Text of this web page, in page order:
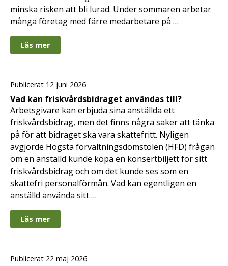
minska risken att bli lurad. Under sommaren arbetar
många företag med färre medarbetare på …
Läs mer
Publicerat 12 juni 2026
Vad kan friskvårdsbidraget användas till?
Arbetsgivare kan erbjuda sina anställda ett
friskvårdsbidrag, men det finns några saker att tänka
på för att bidraget ska vara skattefritt. Nyligen
avgjorde Högsta förvaltningsdomstolen (HFD) frågan
om en anställd kunde köpa en konsertbiljett för sitt
friskvårdsbidrag och om det kunde ses som en
skattefri personalförmån. Vad kan egentligen en
anställd använda sitt …
Läs mer
Publicerat 22 maj 2026